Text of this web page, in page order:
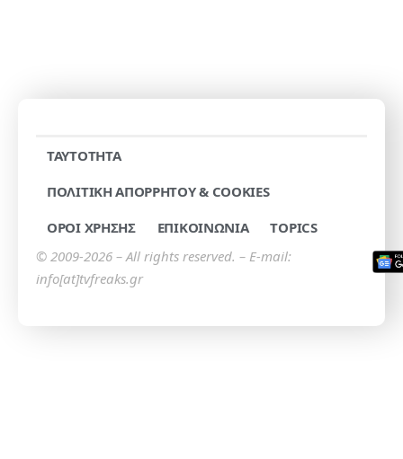
TAYTOTHTA
ΠΟΛΙΤΙΚΗ ΑΠΟΡΡΗΤΟΥ & COOKIES
ΟΡΟΙ ΧΡΗΣΗΣ
ΕΠΙΚΟΙΝΩΝΙΑ
TOPICS
© 2009-2026 – All rights reserved. – E-mail:
info[at]tvfreaks.gr